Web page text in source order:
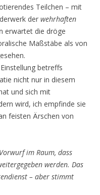
Teilchen – mit
der wehrhaften
erwartet die dröge
Maßstäbe als von
betreffs
nicht nur in diesem
und sich mit
wird, ich empfinde sie
feisten Ärschen von
im Raum, dass
werden. Das
– aber stimmt